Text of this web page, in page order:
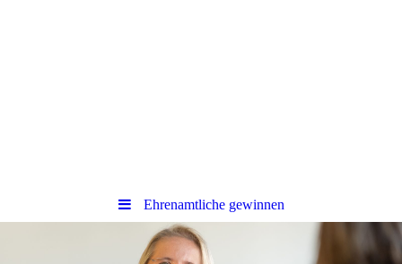
Ehrenamtliche gewinnen